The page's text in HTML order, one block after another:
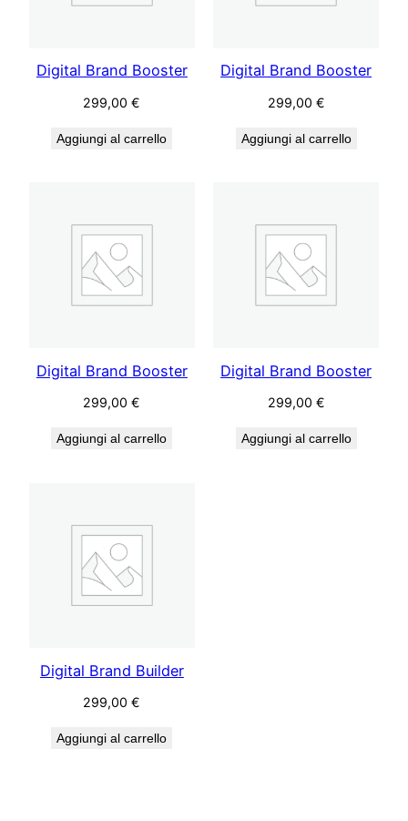
Digital Brand Booster
299,00€
Aggiungi al carrello
Digital Brand Booster
299,00 €
Aggiungi al carrello
Digital Brand Booster
299,00€
Aggiungi al carrello
Digital Brand Booster
299,00 €
Aggiungi al carrello
Digital Brand Builder
299,00€
Aggiungi al carrello